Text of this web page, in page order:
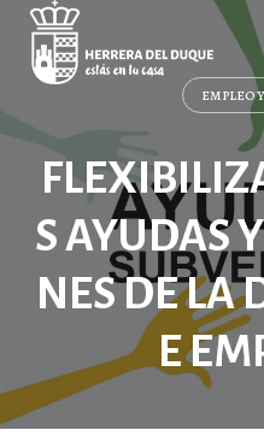
Cancelar
comentario
EMPLEO
S AYUDAS
NES DE LA
E